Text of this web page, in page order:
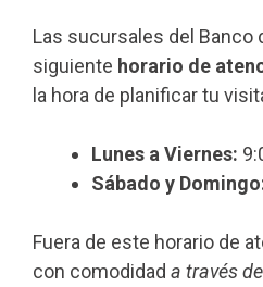
Las sucursales del Banco
siguiente horario de
la hora de planificar tu
Lunes a Viernes:
Sábado y
Fuera de este horario de
con comodidad a través